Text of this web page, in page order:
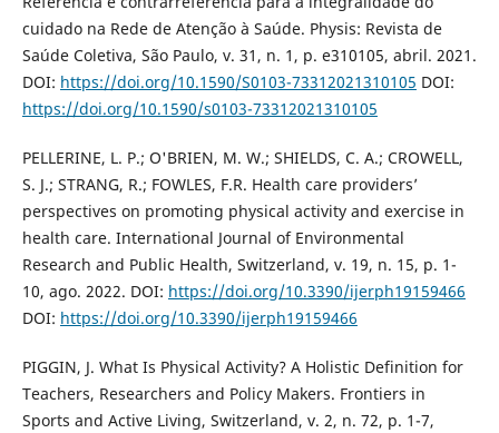
cuidado na Rede de Atenção à Saúde. Physis: Revista de
Saúde Coletiva, São Paulo, v. 31, n. 1, p. e310105, abril. 2021.
DOI: https://doi.org/10.1590/S0103-73312021310105 DOI:
https://doi.org/10.1590/s0103-73312021310105
PELLERINE, L. P.; O'BRIEN, M. W.; SHIELDS, C. A.; CROWELL,
S. J.; STRANG, R.; FOWLES, F.R. Health care providers’
perspectives on promoting physical activity and exercise in
health care. International Journal of Environmental
Research and Public Health, Switzerland, v. 19, n. 15, p. 1-
10, ago. 2022. DOI: https://doi.org/10.3390/ijerph19159466
DOI: https://doi.org/10.3390/ijerph19159466
PIGGIN, J. What Is Physical Activity? A Holistic Definition for
Teachers, Researchers and Policy Makers. Frontiers in
Sports and Active Living, Switzerland, v. 2, n. 72, p. 1-7,